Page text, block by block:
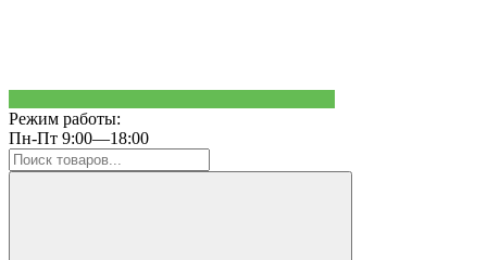
Режим работы:
Пн-Пт 9:00—18:00